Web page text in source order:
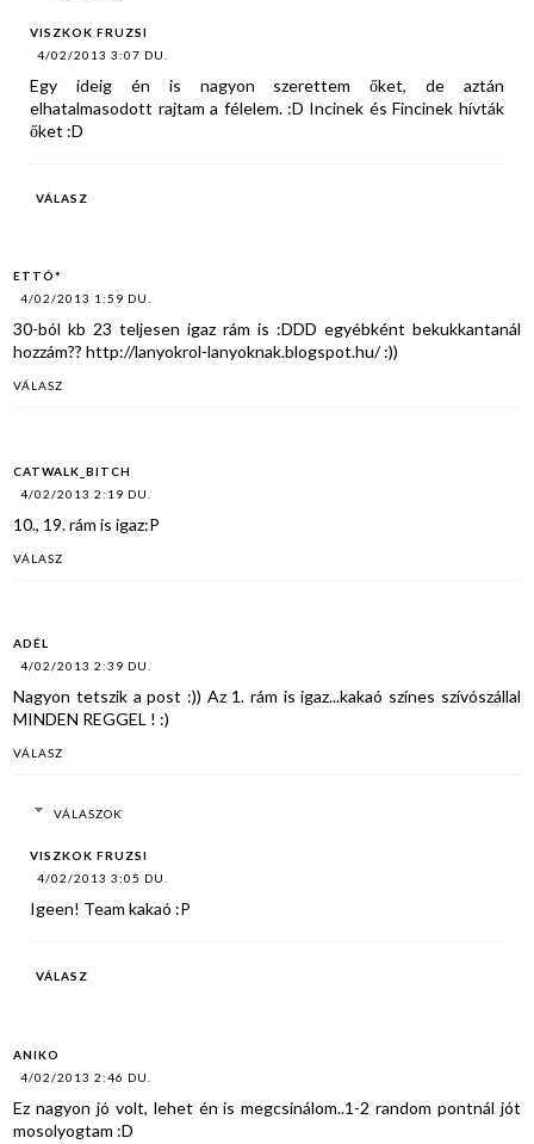
VISZKOK FRUZSI
4/02/2013 3:07 DU.
Egy ideig én is nagyon szerettem őket, de aztán
elhatalmasodott rajtam a félelem. :D Incinek és Fincinek hívták
őket :D
VÁLASZ
ETTÓ*
4/02/2013 1:59 DU.
30-ból kb 23 teljesen igaz rám is :DDD egyébként bekukkantanál
hozzám?? http://lanyokrol-lanyoknak.blogspot.hu/ :))
VÁLASZ
CATWALK_BITCH
4/02/2013 2:19 DU.
10., 19. rám is igaz:P
VÁLASZ
ADÉL
4/02/2013 2:39 DU.
Nagyon tetszik a post :)) Az 1. rám is igaz...kakaó színes szívószállal
MINDEN REGGEL ! :)
VÁLASZ
VÁLASZOK
VISZKOK FRUZSI
4/02/2013 3:05 DU.
Igeen! Team kakaó :P
VÁLASZ
ANIKO
4/02/2013 2:46 DU.
Ez nagyon jó volt, lehet én is megcsinálom..1-2 random pontnál jót
mosolyogtam :D